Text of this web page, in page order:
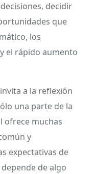
decidir
que
los
el rápido aumento
a la reflexión
una parte de la
ofrece muchas
y
expectativas de
de algo